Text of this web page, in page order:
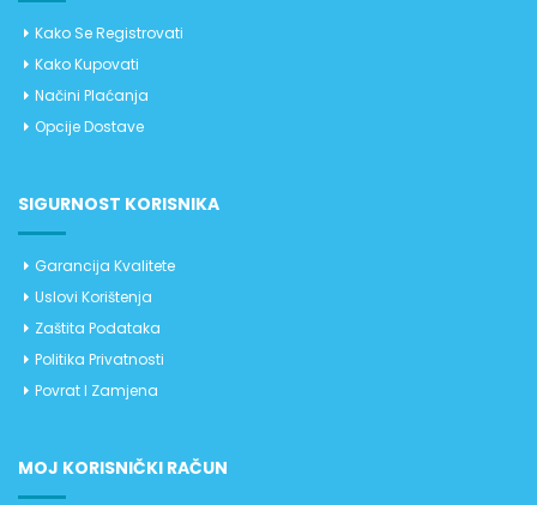
Kako Se Registrovati
Kako Kupovati
Načini Plaćanja
Opcije Dostave
SIGURNOST KORISNIKA
Garancija Kvalitete
Uslovi Korištenja
Zaštita Podataka
Politika Privatnosti
Povrat I Zamjena
MOJ KORISNIČKI RAČUN